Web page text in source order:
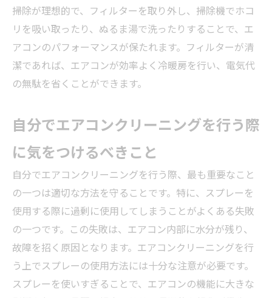
掃除が理想的で、フィルターを取り外し、掃除機でホコ
リを吸い取ったり、ぬるま湯で洗ったりすることで、エ
アコンのパフォーマンスが保たれます。フィルターが清
潔であれば、エアコンが効率よく冷暖房を行い、電気代
の無駄を省くことができます。
自分でエアコンクリーニングを行う際
に気をつけるべきこと
自分でエアコンクリーニングを行う際、最も重要なこと
の一つは適切な方法を守ることです。特に、スプレーを
使用する際に過剰に使用してしまうことがよくある失敗
の一つです。この失敗は、エアコン内部に水分が残り、
故障を招く原因となります。エアコンクリーニングを行
う上でスプレーの使用方法には十分な注意が必要です。
スプレーを使いすぎることで、エアコンの機能に大きな